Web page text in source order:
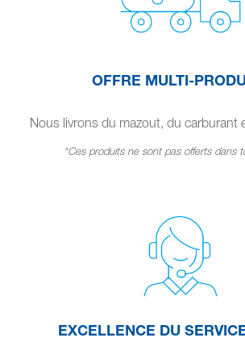
OFFRE MULTI-
Nous livrons du mazout, du carburant
*Ces produits ne sont pas offerts dans
EXCELLENCE DU